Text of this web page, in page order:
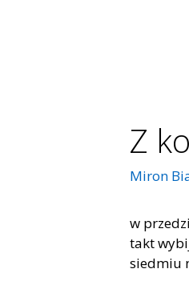
Z
Miron
w
takt
siedmiu